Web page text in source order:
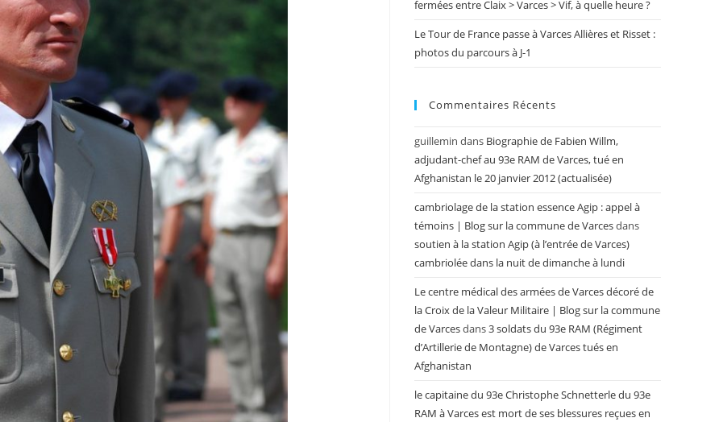
fermées entre Claix > Varces > Vif, à quelle heure ?
Le Tour de France passe à Varces Allières et Risset :
photos du parcours à J-1
Commentaires Récents
guillemin dans Biographie de Fabien Willm,
adjudant-chef au 93e RAM de Varces, tué en
Afghanistan le 20 janvier 2012 (actualisée)
cambriolage de la station essence Agip : appel à
témoins | Blog sur la commune de Varcesdans
soutien à la station Agip (à l’entrée de Varces)
cambriolée dans la nuit de dimanche à lundi
Le centre médical des armées de Varces décoré de
la Croix de la Valeur Militaire | Blog sur la commune
de Varcesdans3 soldats du 93e RAM (Régiment
d’Artillerie de Montagne) de Varces tués en
Afghanistan
le capitaine du 93e Christophe Schnetterle du 93e
RAM à Varces est mort de ses blessures reçues en